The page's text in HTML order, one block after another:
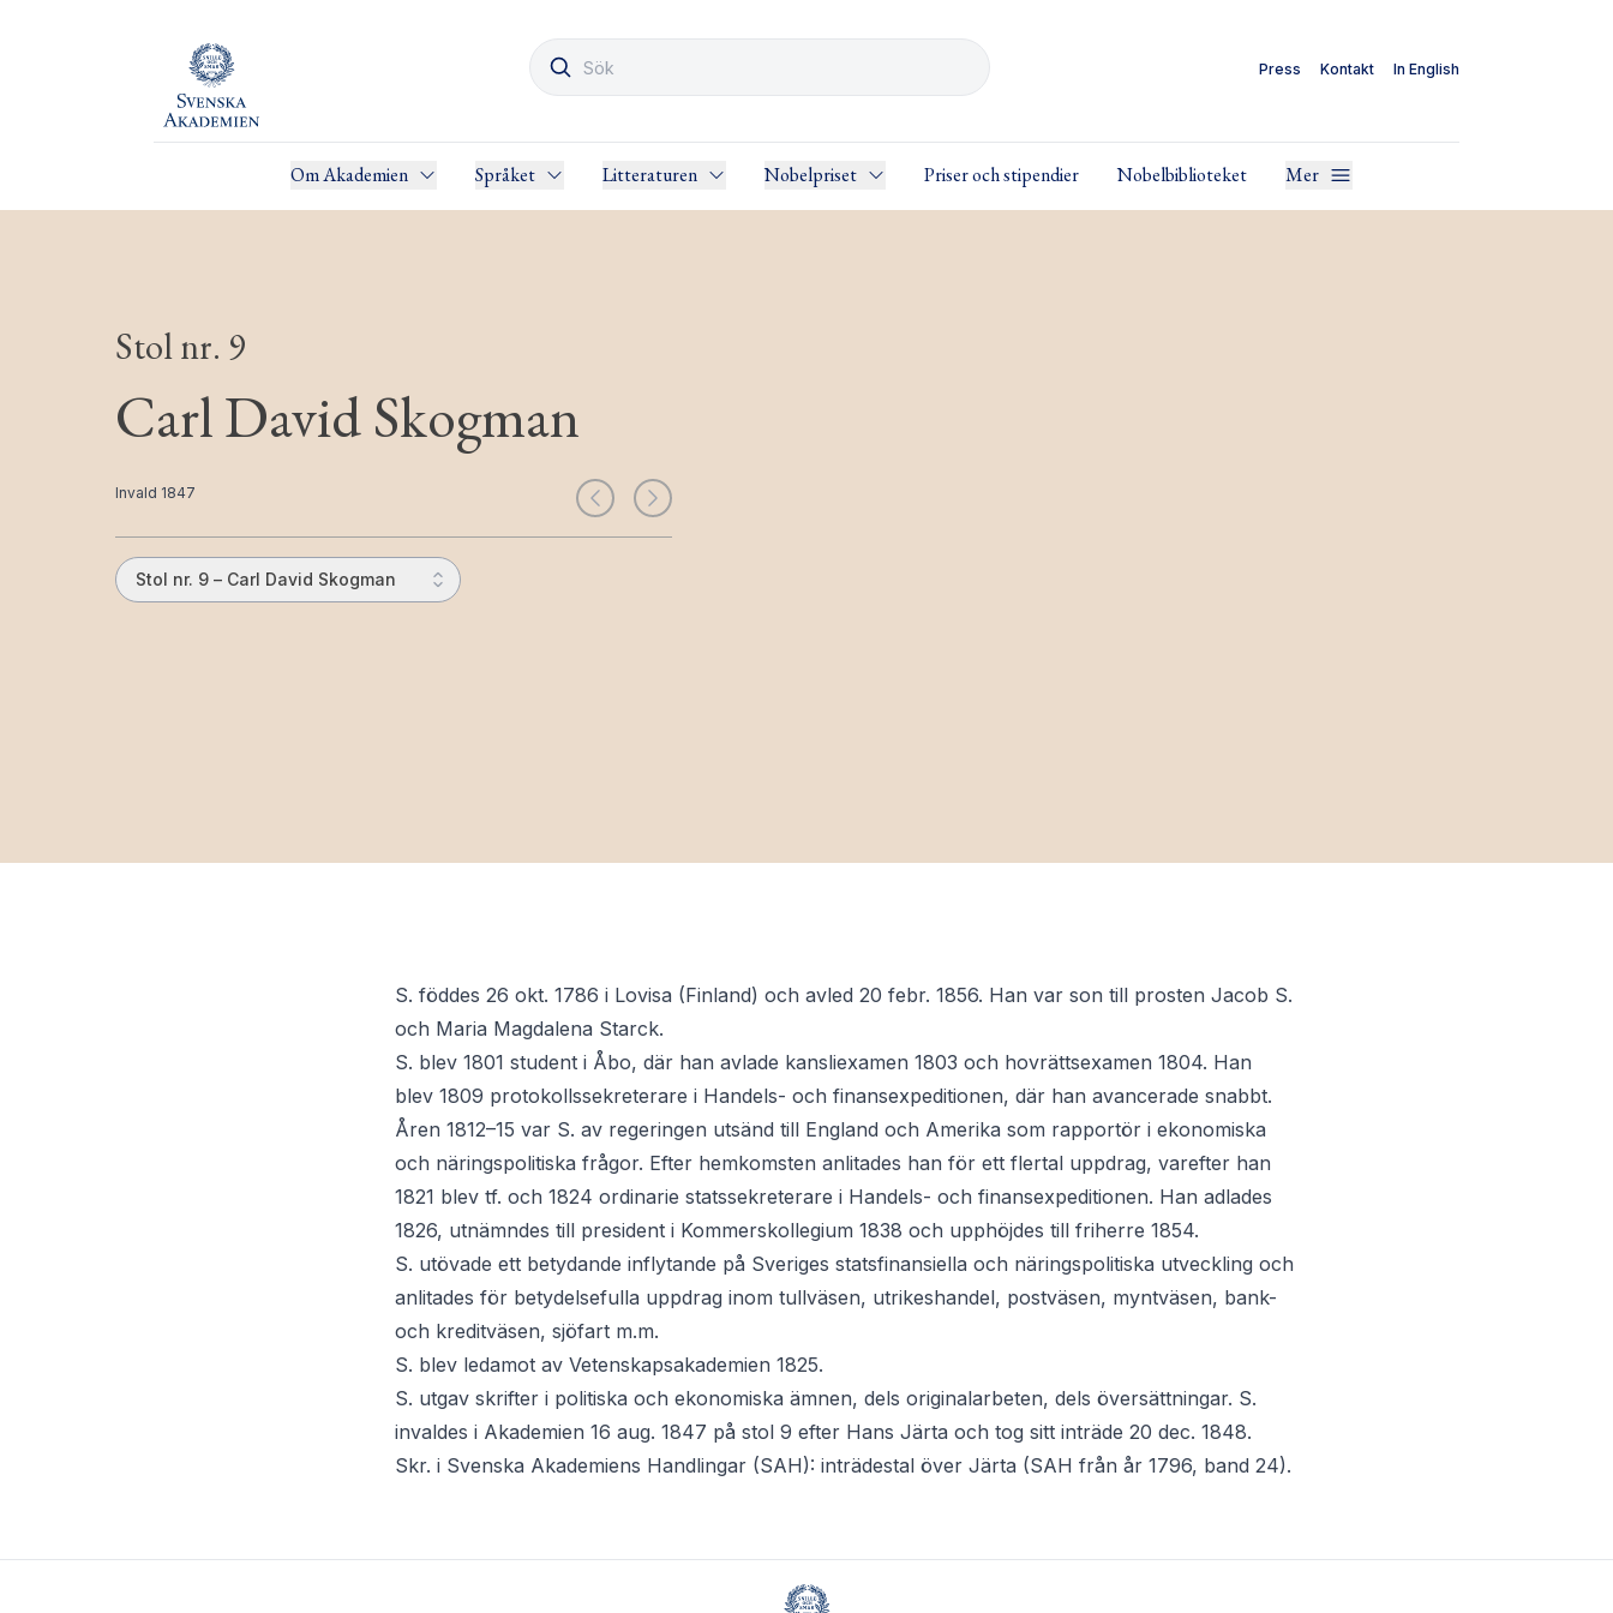
Press Kontakt In English
Om Akademien Språket Litteraturen Nobelpriset Priser och stipendier Nobelbiblioteket Mer
Stol nr. 9
Carl David Skogman
Invald 1847
Stol nr. 9 – Carl David Skogman
S. föddes 26 okt. 1786 i Lovisa (Finland) och avled 20 febr. 1856. Han var son till prosten Jacob S.
och Maria Magdalena Starck.
S. blev 1801 student i Åbo, där han avlade kansliexamen 1803 och hovrättsexamen 1804. Han
blev 1809 protokollssekreterare i Handels- och finansexpeditionen, där han avancerade snabbt.
Åren 1812–15 var S. av regeringen utsänd till England och Amerika som rapportör i ekonomiska
och näringspolitiska frågor. Efter hemkomsten anlitades han för ett flertal uppdrag, varefter han
1821 blev tf. och 1824 ordinarie statssekreterare i Handels- och finansexpeditionen. Han adlades
1826, utnämndes till president i Kommerskollegium 1838 och upphöjdes till friherre 1854.
S. utövade ett betydande inflytande på Sveriges statsfinansiella och näringspolitiska utveckling och
anlitades för betydelsefulla uppdrag inom tullväsen, utrikeshandel, postväsen, myntväsen, bank-
och kreditväsen, sjöfart m.m.
S. blev ledamot av Vetenskapsakademien 1825.
S. utgav skrifter i politiska och ekonomiska ämnen, dels originalarbeten, dels översättningar. S.
invaldes i Akademien 16 aug. 1847 på stol 9 efter Hans Järta och tog sitt inträde 20 dec. 1848.
Skr. i Svenska Akademiens Handlingar (SAH): inträdestal över Järta (SAH från år 1796, band 24).